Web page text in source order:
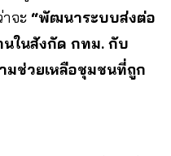
จะ “พัฒนาระบบส่งต่อ
ในสังกัด กทม. กับ
มช่วยเหลือชุมชนที่ถูก